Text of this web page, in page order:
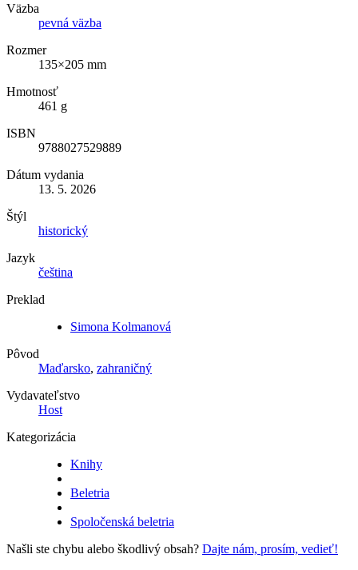
Väzba
pevná väzba
Rozmer
135×205 mm
Hmotnosť
461 g
ISBN
9788027529889
Dátum vydania
13. 5. 2026
Štýl
historický
Jazyk
čeština
Preklad
Simona Kolmanová
Pôvod
Maďarsko, zahraničný
Vydavateľstvo
Host
Kategorizácia
Knihy
Beletria
Spoločenská beletria
Našli ste chybu alebo škodlivý obsah? Dajte nám, prosím, vedieť!